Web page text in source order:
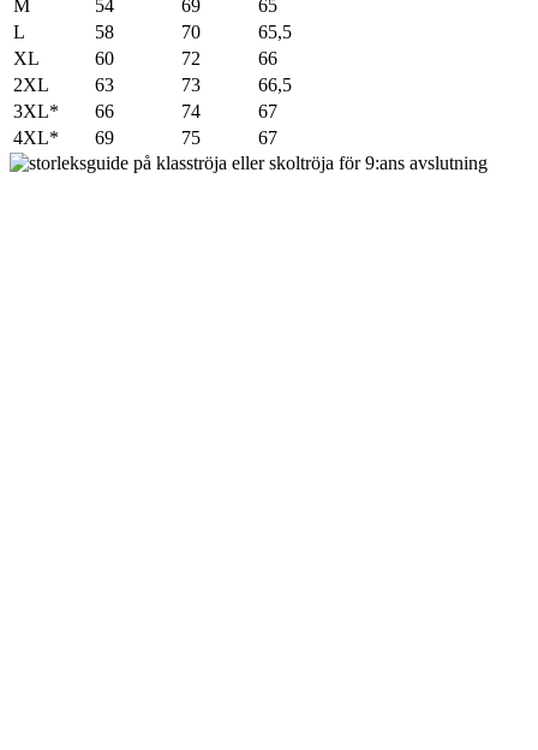
M 54 69
65
L
58 70
65,5
XL
60 72
66
2XL
63 73
66,5
3XL*
66 74
67
4XL*
69 75 67